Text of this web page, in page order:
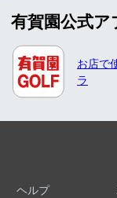
有賀園公式ア
お店で
ラ
ヘルプ